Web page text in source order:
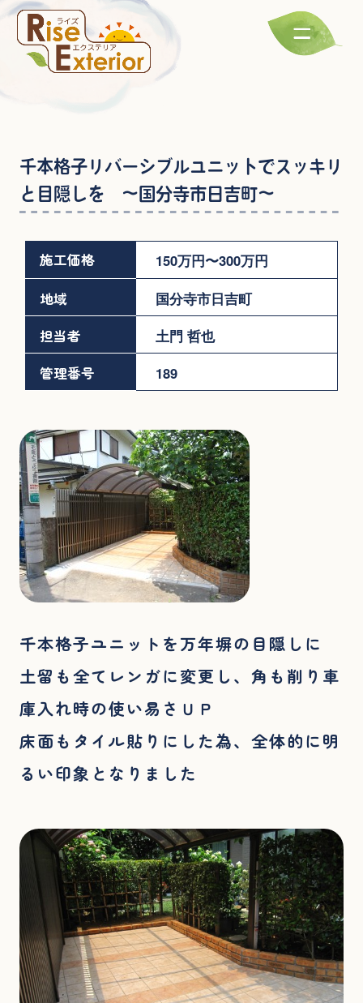
千本格子リバーシブルユニットでスッキリ
と目隠しを ～国分寺市日吉町～
施工価格
150万円〜300万円
地域
国分寺市日吉町
担当者
土門 哲也
管理番号
189
千本格子ユニットを万年塀の目隠しに
土留も全てレンガに変更し、角も削り車
庫入れ時の使い易さＵＰ
床面もタイル貼りにした為、全体的に明
るい印象となりました